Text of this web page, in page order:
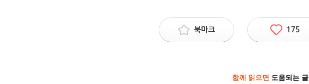
북마크 175
함께 읽으면 도움되는 글